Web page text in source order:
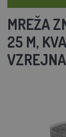
MREŽA
25 M,
VZREJNA